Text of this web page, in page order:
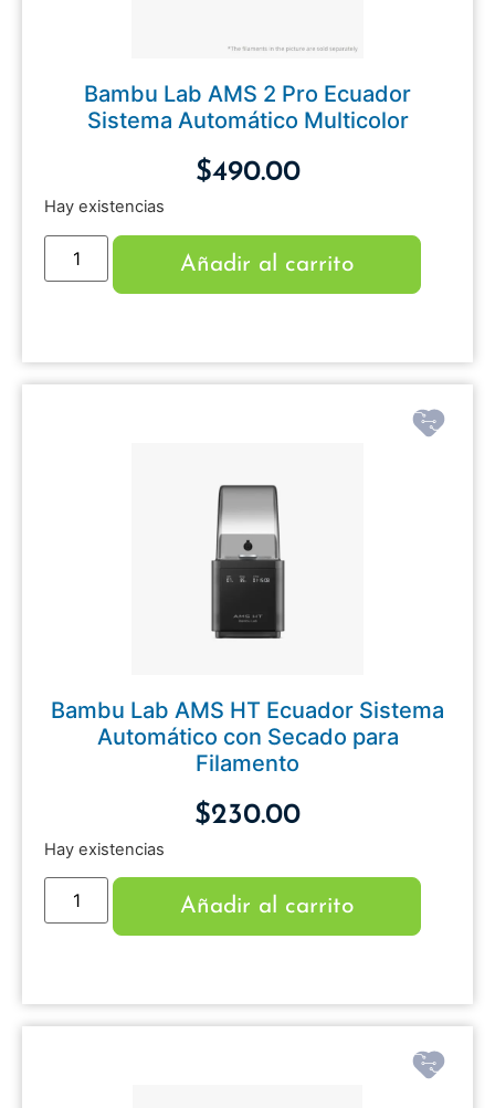
Bambu Lab AMS 2 Pro Ecuador
Sistema Automático Multicolor
$490.00
Hay existencias
Añadir al carrito
Bambu Lab AMS HT Ecuador Sistema
Automático con Secado para
Filamento
$230.00
Hay existencias
Añadir al carrito